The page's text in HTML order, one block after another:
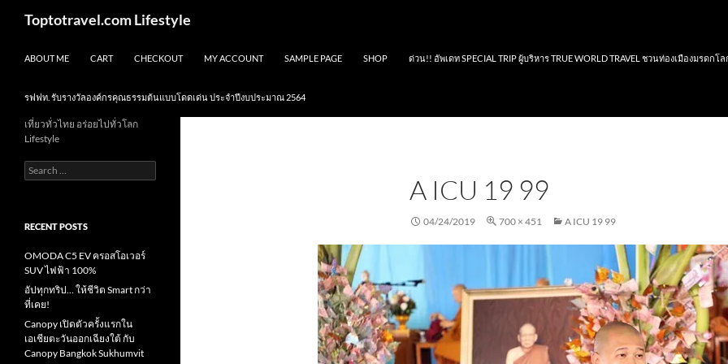
Toptotravel.com Lifestyle
ABOUT ME CART CHECKOUT MY ACCOUNT SAMPLE PAGE SHOP ด่วน!! อัพเดท SPECIAL TRIP ผู้บริหาร TRUE WORLD TRAVEL ชวนท่องเมืองมรดกโล
รฟฟท. รับรางวัลองค์กรคุณธรรมต้นแบบโดดเด่น ประจำปีงบประมาณ 2564
A ICU 19 99
04/24/2019 700 × 451 A ICU 19 99
เที่ยวทั่วไทย อร่อยไปทั่วโลก
Lifestyle
Search
for:
RECENT POSTS
OMODA C5 EV ครอสโอเวอร์
SUV ไฟฟ้า 100%
อัปทุกทริป… ให้ชีวิต Smart กว่า
ที่เคย!
Canopy เปิดตัวครั้งแรกใน
เอเชียตะวันออกเฉียงใต้ กับ
Canopy Bangkok Sukhumvit